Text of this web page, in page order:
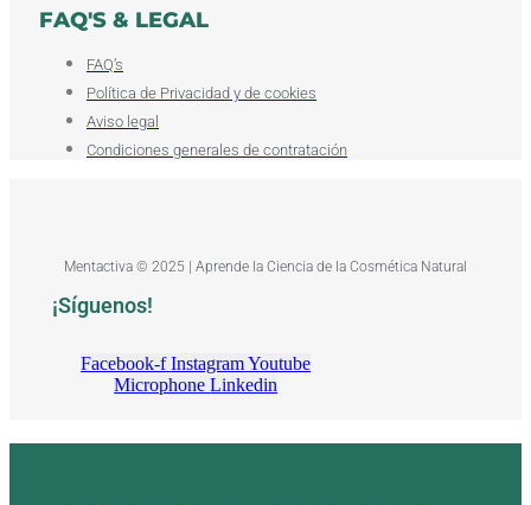
FAQ'S & LEGAL
FAQ’s
Política de Privacidad y de cookies
Aviso legal
Condiciones generales de contratación
Mentactiva © 2025 | Aprende la Ciencia de la Cosmética Natural
¡Síguenos!
Facebook-f InstagramYoutube
Microphone Linkedin